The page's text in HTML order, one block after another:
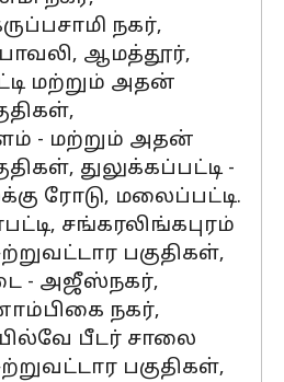
நகர்,
ஆமத்தூர்,
மற்றும் அதன்
- மற்றும் அதன்
துலுக்கப்பட்டி -
ரோடு, மலைப்பட்டி.
சங்கரலிங்கபுரம்
பகுதிகள்,
- அஜீஸ்நகர்,
நகர்,
பீடர் சாலை
பகுதிகள்,